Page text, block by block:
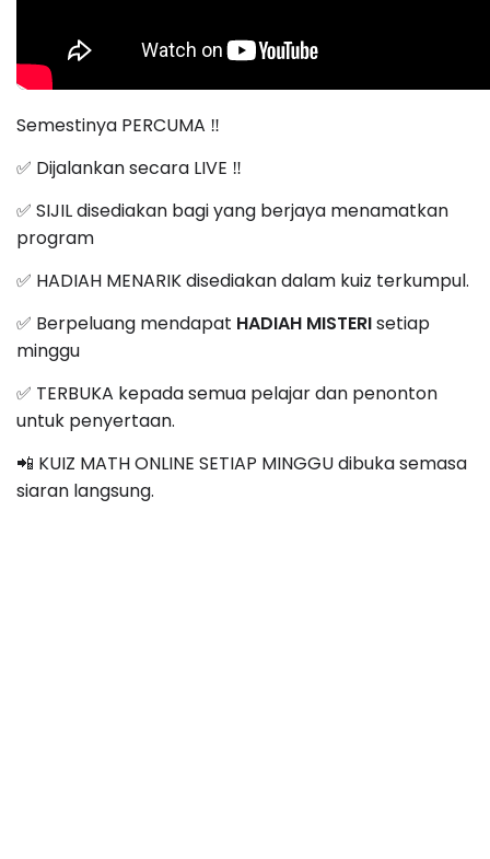
Semestinya PERCUMA ‼️
✅ Dijalankan secara LIVE ‼️
✅ SIJIL disediakan bagi yang berjaya menamatkan
program
✅ HADIAH MENARIK disediakan dalam kuiz terkumpul.
✅ Berpeluang mendapat HADIAH MISTERIsetiap
minggu
✅ TERBUKA kepada semua pelajar dan penonton
untuk penyertaan.
📲 KUIZ MATH ONLINE SETIAP MINGGU dibuka semasa
siaran langsung.